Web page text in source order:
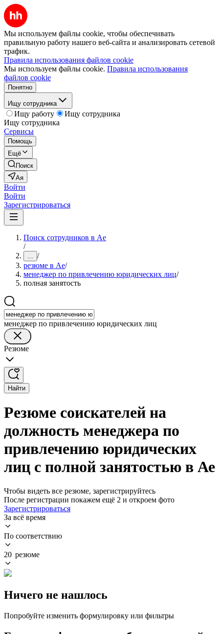
Мы используем файлы cookie, чтобы обеспечивать
правильную работу нашего веб-сайта и анализировать сетевой
трафик.
Правила использования файлов cookie
Мы используем файлы cookie. Правила использования
файлов cookie
Понятно
Ищу сотрудника
Ищу работу
Ищу сотрудника
Ищу сотрудника
Сервисы
Помощь
Ещё
Поиск
Ая
Войти
Войти
Зарегистрироваться
Поиск сотрудников в Ае
/
... /
резюме в Ае/
менеджер по привлечению юридических лиц/
полная занятость
менеджер по привлечению юридических лиц
Резюме
Найти
Резюме соискателей на
должность менеджера по
привлечению юридических
лиц с полной занятостью в Ае
Чтобы видеть все резюме, зарегистрируйтесь
После регистрации покажем ещё 2 и откроем фото
Зарегистрироваться
За всё время
По соответствию
20 резюме
Ничего не нашлось
Попробуйте изменить формулировку или фильтры